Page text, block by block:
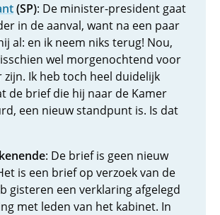
(SP): De minister-president gaat
in de aanval, want na een paar
al: en ik neem niks terug! Nou,
wel morgenochtend voor
zijn. Ik heb toch heel duidelijk
de brief die hij naar de Kamer
een nieuw standpunt is. Is dat
: De brief is geen nieuw
is een brief op verzoek van de
gisteren een verklaring afgelegd
met leden van het kabinet. In